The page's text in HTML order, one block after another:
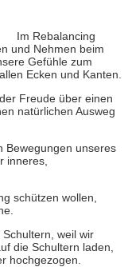
Im Rebalancing
und Nehmen beim
Gefühle zum
Ecken und Kanten.
Freude über einen
natürlichen Ausweg
Bewegungen unseres
inneres,
schützen wollen,
weil wir
die Schultern laden,
hochgezogen.